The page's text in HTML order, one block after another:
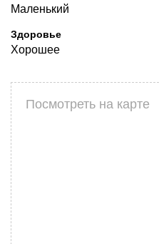
Маленький
Здоровье
Хорошее
Посмотреть на карте